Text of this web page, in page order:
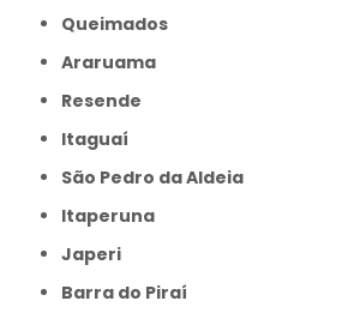
Queimados
Araruama
Resende
Itaguaí
São Pedro da Aldeia
Itaperuna
Japeri
Barra do Piraí